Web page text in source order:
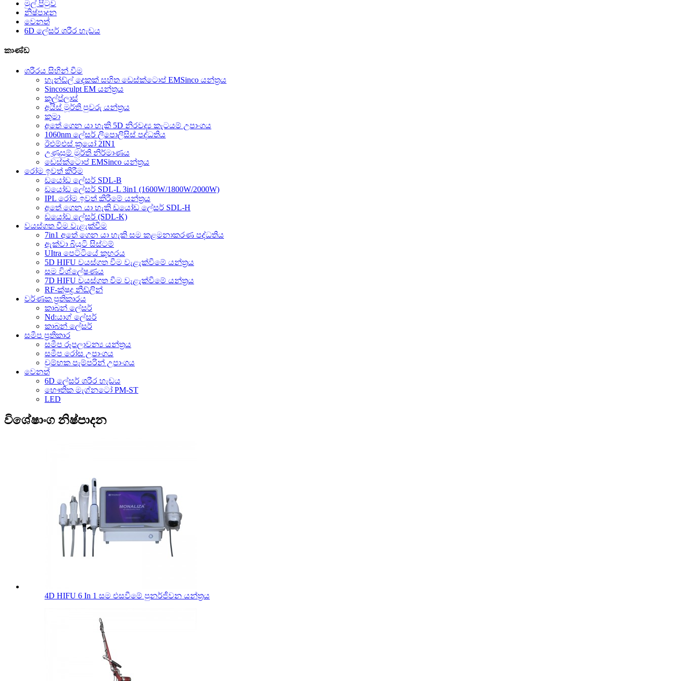
මුල් පිටුව
නිෂ්පාදන
වෙනත්
6D ලේසර් ශරීර හැඩය
කාණ්ඩ
ශරීරය සිහින් වීම
හැන්ඩ්ල් දෙකක් සහිත ඩෙස්ක්ටොප් EMSinco යන්ත්‍රය
Sincosculpt EM යන්ත්‍රය
කූල්ප්ලාස්
අයිස් මූර්ති පුවරු යන්ත්‍රය
කුමා
අතේ ගෙන යා හැකි 5D නිරවද්‍ය කැටයම් උපාංගය
1060nm ලේසර් ලිපොලිසිස් පද්ධතිය
ඊඑම්එස් ක්‍රයෝ 2IN1
උණුසුම් මූර්ති නිර්මාණය
ඩෙස්ක්ටොප් EMSinco යන්ත්‍රය
රෝම ඉවත් කිරීම
ඩයෝඩ ලේසර් SDL-B
ඩයෝඩ ලේසර් SDL-L 3in1 (1600W/1800W/2000W)
IPL රෝම ඉවත් කිරීමේ යන්ත්‍රය
අතේ ගෙන යා හැකි ඩයෝඩ ලේසර් SDL-H
ඩයෝඩ ලේසර් (SDL-K)
වයස්ගත වීම වැළැක්වීම
7in1 අතේ ගෙන යා හැකි සම කළමනාකරණ පද්ධතිය
ඇක්වා බියුටි සිස්ටම්
UItra පෙට්ටියේ කුහරය
5D HIFU වයස්ගත වීම වැළැක්වීමේ යන්ත්‍රය
සම විශ්ලේෂණය
7D HIFU වයස්ගත වීම වැළැක්වීමේ යන්ත්‍රය
RF-ක්ෂුද්‍ර නීඩ්ලින්
වර්ණක ප්‍රතිකාරය
කාබන් ලේසර්
Nd:යාග් ලේසර්
කාබන් ලේසර්
සමීප ප්‍රතිකාර
සමීප රූපලාවන්‍ය යන්ත්‍රය
සමීප රෝස උපාංගය
චුම්භක පැම්පරින් උපාංගය
වෙනත්
6D ලේසර් ශරීර හැඩය
භෞතික මැග්නටෝ PM-ST
LED
විශේෂාංග නිෂ්පාදන
4D HIFU 6 In 1 සම එසවීමේ පුනර්ජීවන යන්ත්‍රය